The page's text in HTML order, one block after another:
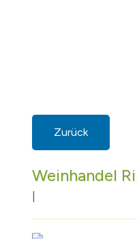
Zurück
Weinhandel